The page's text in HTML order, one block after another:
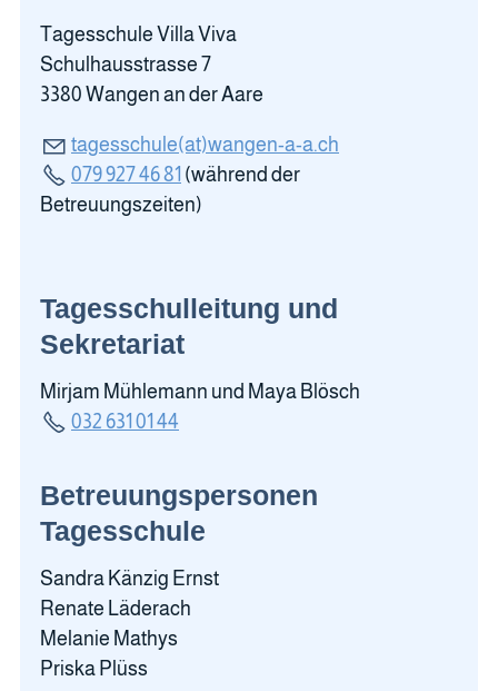
Tagesschule Villa Viva
Schulhausstrasse 7
3380 Wangen an der Aare
tagesschule(at)wangen-a-a.ch
079 927 46 81 (während der
Betreuungszeiten)
Tagesschulleitung und
Sekretariat
Mirjam Mühlemann und Maya Blösch
032 631 01 44
Betreuungspersonen
Tagesschule
Sandra Känzig Ernst
Renate Läderach
Melanie Mathys
Priska Plüss